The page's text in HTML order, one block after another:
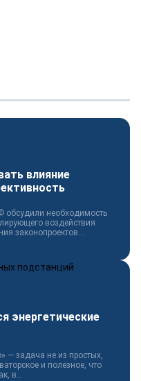
влияние
обсудили необходимость
воздействия
законопроектов...
энергетические
— задача не из простых,
и полезное, что
в...